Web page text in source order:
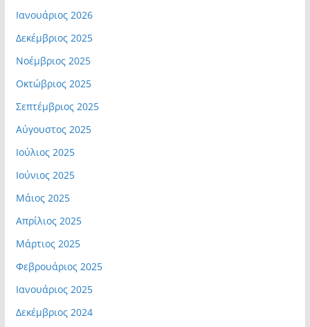
Ιανουάριος 2026
Δεκέμβριος 2025
Νοέμβριος 2025
Οκτώβριος 2025
Σεπτέμβριος 2025
Αύγουστος 2025
Ιούλιος 2025
Ιούνιος 2025
Μάιος 2025
Απρίλιος 2025
Μάρτιος 2025
Φεβρουάριος 2025
Ιανουάριος 2025
Δεκέμβριος 2024